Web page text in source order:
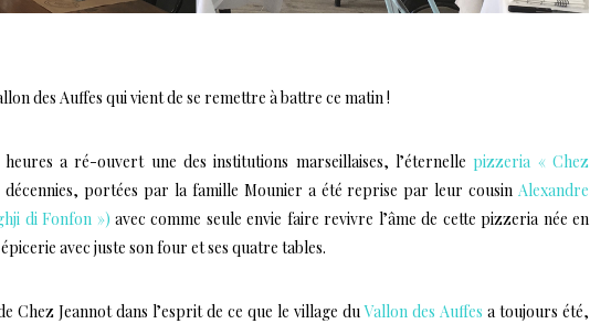
des Auffes qui vient de se remettre à battre ce matin !
a ré-ouvert une des institutions marseillaises, l’éternelle pizzeria « Chez
portées par la famille Mounier a été reprise par leur cousin Alexandre
di Fonfon ») avec comme seule envie faire revivre l’âme de cette pizzeria née en
avec juste son four et ses quatre tables.
Chez Jeannot dans l’esprit de ce que le village duVallon des Auffes a toujours été,